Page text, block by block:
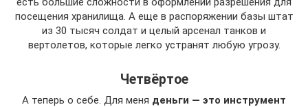
посещения хранилища. А еще в распоряжении базы штат
из 30 тысяч солдат и целый арсенал танков и
вертолетов, которые легко устранят любую угрозу.
Четвёртое
А теперь о себе. Для меня деньги — это инструмент